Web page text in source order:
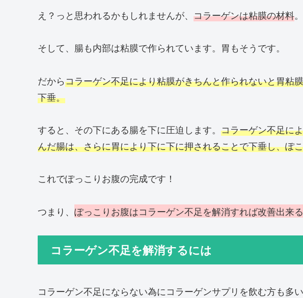
え？っと思われるかもしれませんが、 コラーゲンは粘膜の材料。
そして、腸も内部は粘膜で作られています。胃もそうです。
だからコラーゲン不足により粘膜がきちんと作られないと胃粘
下垂。
すると、その下にある腸を下に圧迫します。 コラーゲン不足に
んだ腸は、さらに胃により下に下に押されることで下垂し、ぽ
これでぽっこりお腹の完成です！
つまり、 ぽっこりお腹はコラーゲン不足を解消すれば改善出来る
コラーゲン不足を解消するには
コラーゲン不足にならない為にコラーゲンサプリを飲む方も多い